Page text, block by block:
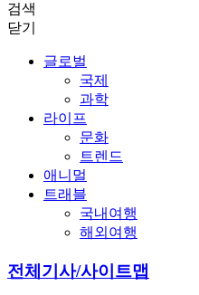
검색
닫기
글로벌
국제
과학
라이프
문화
트렌드
애니멀
트래블
국내여행
해외여행
전체기사/사이트맵